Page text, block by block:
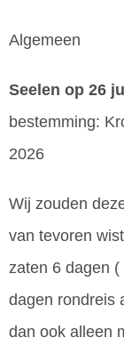
Algemeen
Seelen op 26
bestemming:
2026
Wij zouden
van tevoren
zaten 6 dagen
dagen rondreis
dan ook alleen